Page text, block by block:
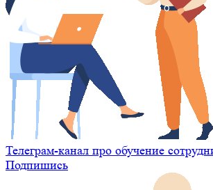
Телеграм-канал про обучение
Подпишись